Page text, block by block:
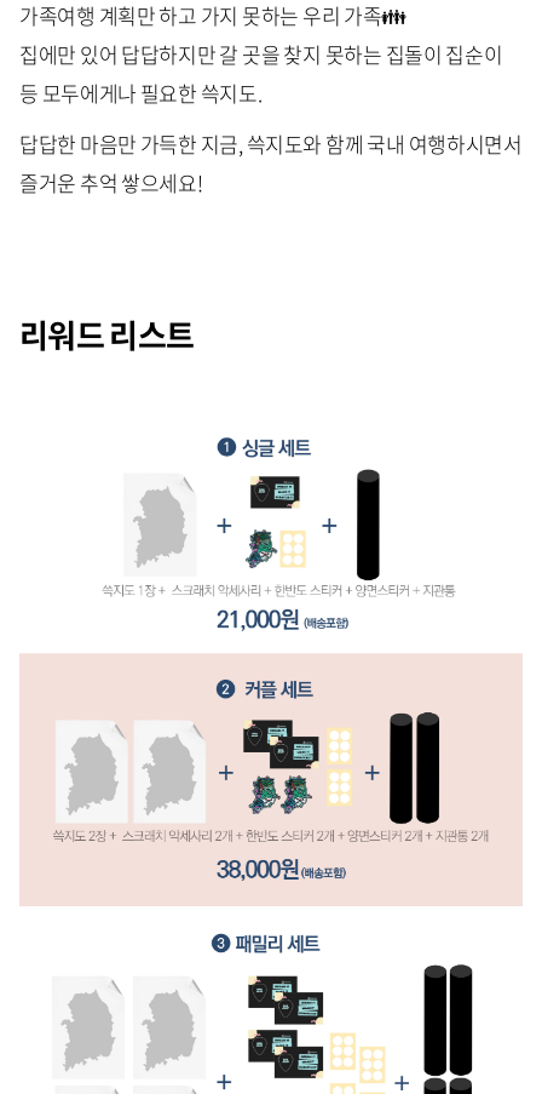
가족여행 계획만 하고 가지 못하는 우리 가족👪
집에만 있어 답답하지만 갈 곳을 찾지 못하는 집돌이 집순이
등 모두에게나 필요한 쓱지도.
답답한 마음만 가득한 지금, 쓱지도와 함께 국내 여행하시면서
즐거운 추억 쌓으세요!
리워드 리스트